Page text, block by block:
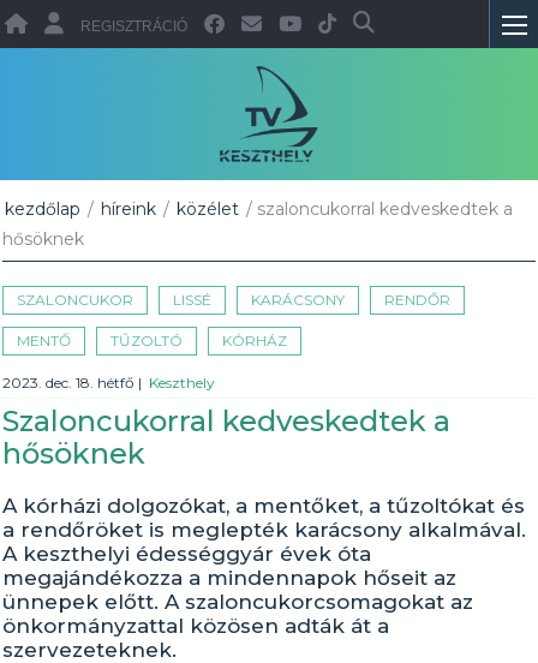
REGISZTRÁCIÓ
kezdőlap / híreink / közélet / szaloncukorral kedveskedtek a
hősöknek
SZALONCUKOR LISSÉ KARÁCSONY RENDŐR
MENTŐ TŰZOLTÓ KÓRHÁZ
2023. dec. 18. hétfő | Keszthely
Szaloncukorral kedveskedtek a
hősöknek
A kórházi dolgozókat, a mentőket, a tűzoltókat és
a rendőröket is meglepték karácsony alkalmával.
A keszthelyi édességgyár évek óta
megajándékozza a mindennapok hőseit az
ünnepek előtt. A szaloncukorcsomagokat az
önkormányzattal közösen adták át a
szervezeteknek.